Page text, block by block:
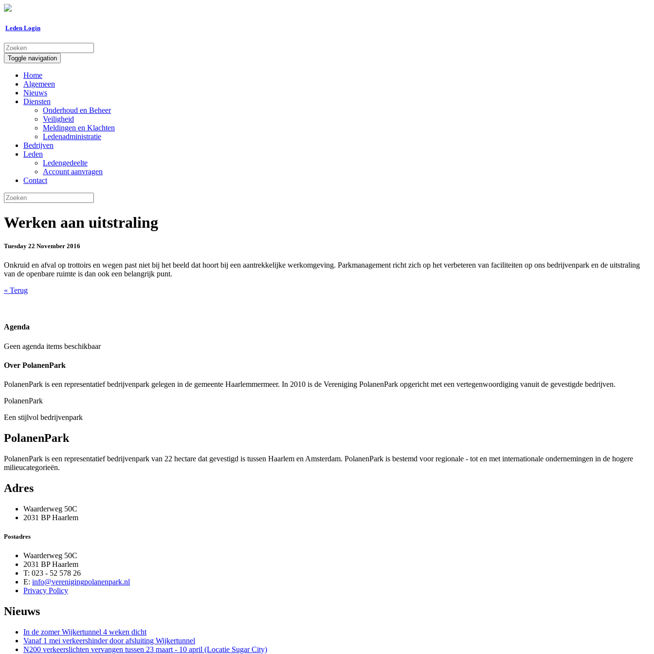
Leden Login
Toggle navigation
Home
Algemeen
Nieuws
Diensten
Onderhoud en Beheer
Veiligheid
Meldingen en Klachten
Ledenadministratie
Bedrijven
Leden
Ledengedeelte
Account aanvragen
Contact
Werken aan uitstraling
Tuesday 22 November 2016
Onkruid en afval op trottoirs en wegen past niet bij het beeld dat hoort bij een aantrekkelijke werkomgeving. Parkmanagement richt zich op het verbeteren van faciliteiten op ons bedrijvenpark en de uitstraling
van de openbare ruimte is dan ook een belangrijk punt.
« Terug
Agenda
Geen agenda items beschikbaar
Over PolanenPark
PolanenPark is een representatief bedrijvenpark gelegen in de gemeente Haarlemmermeer. In 2010 is de Vereniging PolanenPark opgericht met een vertegenwoordiging vanuit de gevestigde bedrijven.
PolanenPark
Een stijlvol bedrijvenpark
PolanenPark
PolanenPark is een representatief bedrijvenpark van 22 hectare dat gevestigd is tussen Haarlem en Amsterdam. PolanenPark is bestemd voor regionale - tot en met internationale ondernemingen in de hogere
milieucategorieën.
Adres
Waarderweg 50C
2031 BP Haarlem
Postadres
Waarderweg 50C
2031 BP Haarlem
T: 023 - 52 578 26
E: info@verenigingpolanenpark.nl
Privacy Policy
Nieuws
In de zomer Wijkertunnel 4 weken dicht
Vanaf 1 mei verkeershinder door afsluiting Wijkertunnel
N200 verkeerslichten vervangen tussen 23 maart - 10 april (Locatie Sugar City)